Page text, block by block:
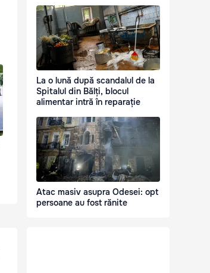
La o lună după scandalul de la
Spitalul din Bălți, blocul
alimentar intră în reparație
Atac masiv asupra Odesei: opt
persoane au fost rănite